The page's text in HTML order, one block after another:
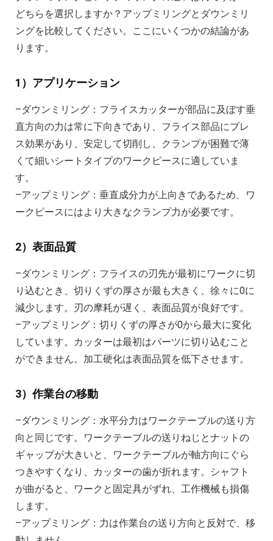
どちらを選択しますか？アップミリングとダウンミリ
ングを比較してください。ここにいくつかの結論があ
ります。
1）アプリケーション
–ダウンミリング：フライスカッターが部品に及ぼす垂
直方向の力は常に下向きであり、フライス部品にプレ
ス効果があり、安定して切削し、クランプが困難で薄
くて細いシートタイプのワークピースに適していま
す。
–アップミリング：垂直成分力が上向きであるため、ワ
ークピースにはより大きなクランプ力が必要です。
2）表面品質
–ダウンミリング：フライスの刃先が最初にワークに切
り込むとき、切りくずの厚さが最も大きく、徐々に0に
減少します。刃の摩耗が遅く、表面品質が良好です。
–アップミリング：切りくずの厚さが0から最大に変化
しています。カッターは最初はパーツに切り込むこと
ができません。加工硬化は表面品質を低下させます。
3）作業台の移動
–ダウンミリング：水平分力はワークテーブルの送り方
向と同じです。ワークテーブルの送りねじとナットの
ギャップが大きいと、ワークテーブルが軸方向にぐら
つきやすくなり、カッターの歯が折れます。シャフト
が曲がると、ワークと固定具がずれ、工作機械も損傷
します。
–アップミリング：力は作業台の送り方向と反対で、移